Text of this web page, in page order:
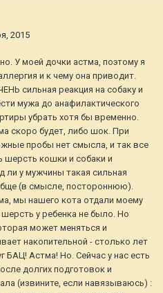
2015
У моей дочки астма, поэтому я
и к чему она приводит.
сильная реакция на собаку и
мужа до анафилактического
убрать хотя бы временно.
скоро будет, либо шок. При
пробы нет смысла, и так все
шерсть кошки и собаки и
ли у мужчины такая сильная
(в смысле, постороннюю).
мы нашего кота отдали моему
у ребенка не было. Но
может меняться и
накопительной - столько лет
Астма! Но. Сейчас у нас есть
долгих подготовок и
(извините, если навязываюсь) :